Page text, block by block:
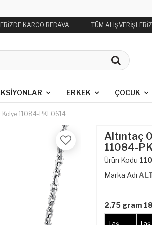
KARGO BEDAVA TÜM
ERKEK ÇOCUK
11084-PKL0614
Altıntaç
11084-
Ürün Kodu
Marka Adı
2,75 gram